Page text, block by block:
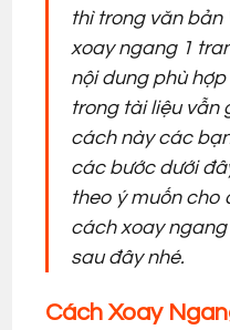
thì trong văn bản
xoay ngang 1
nội dung phù
trong tài liệu vẫn
cách này các
các bước dưới
theo ý muốn cho
cách xoay
sau đây nhé.
Cách Xoay